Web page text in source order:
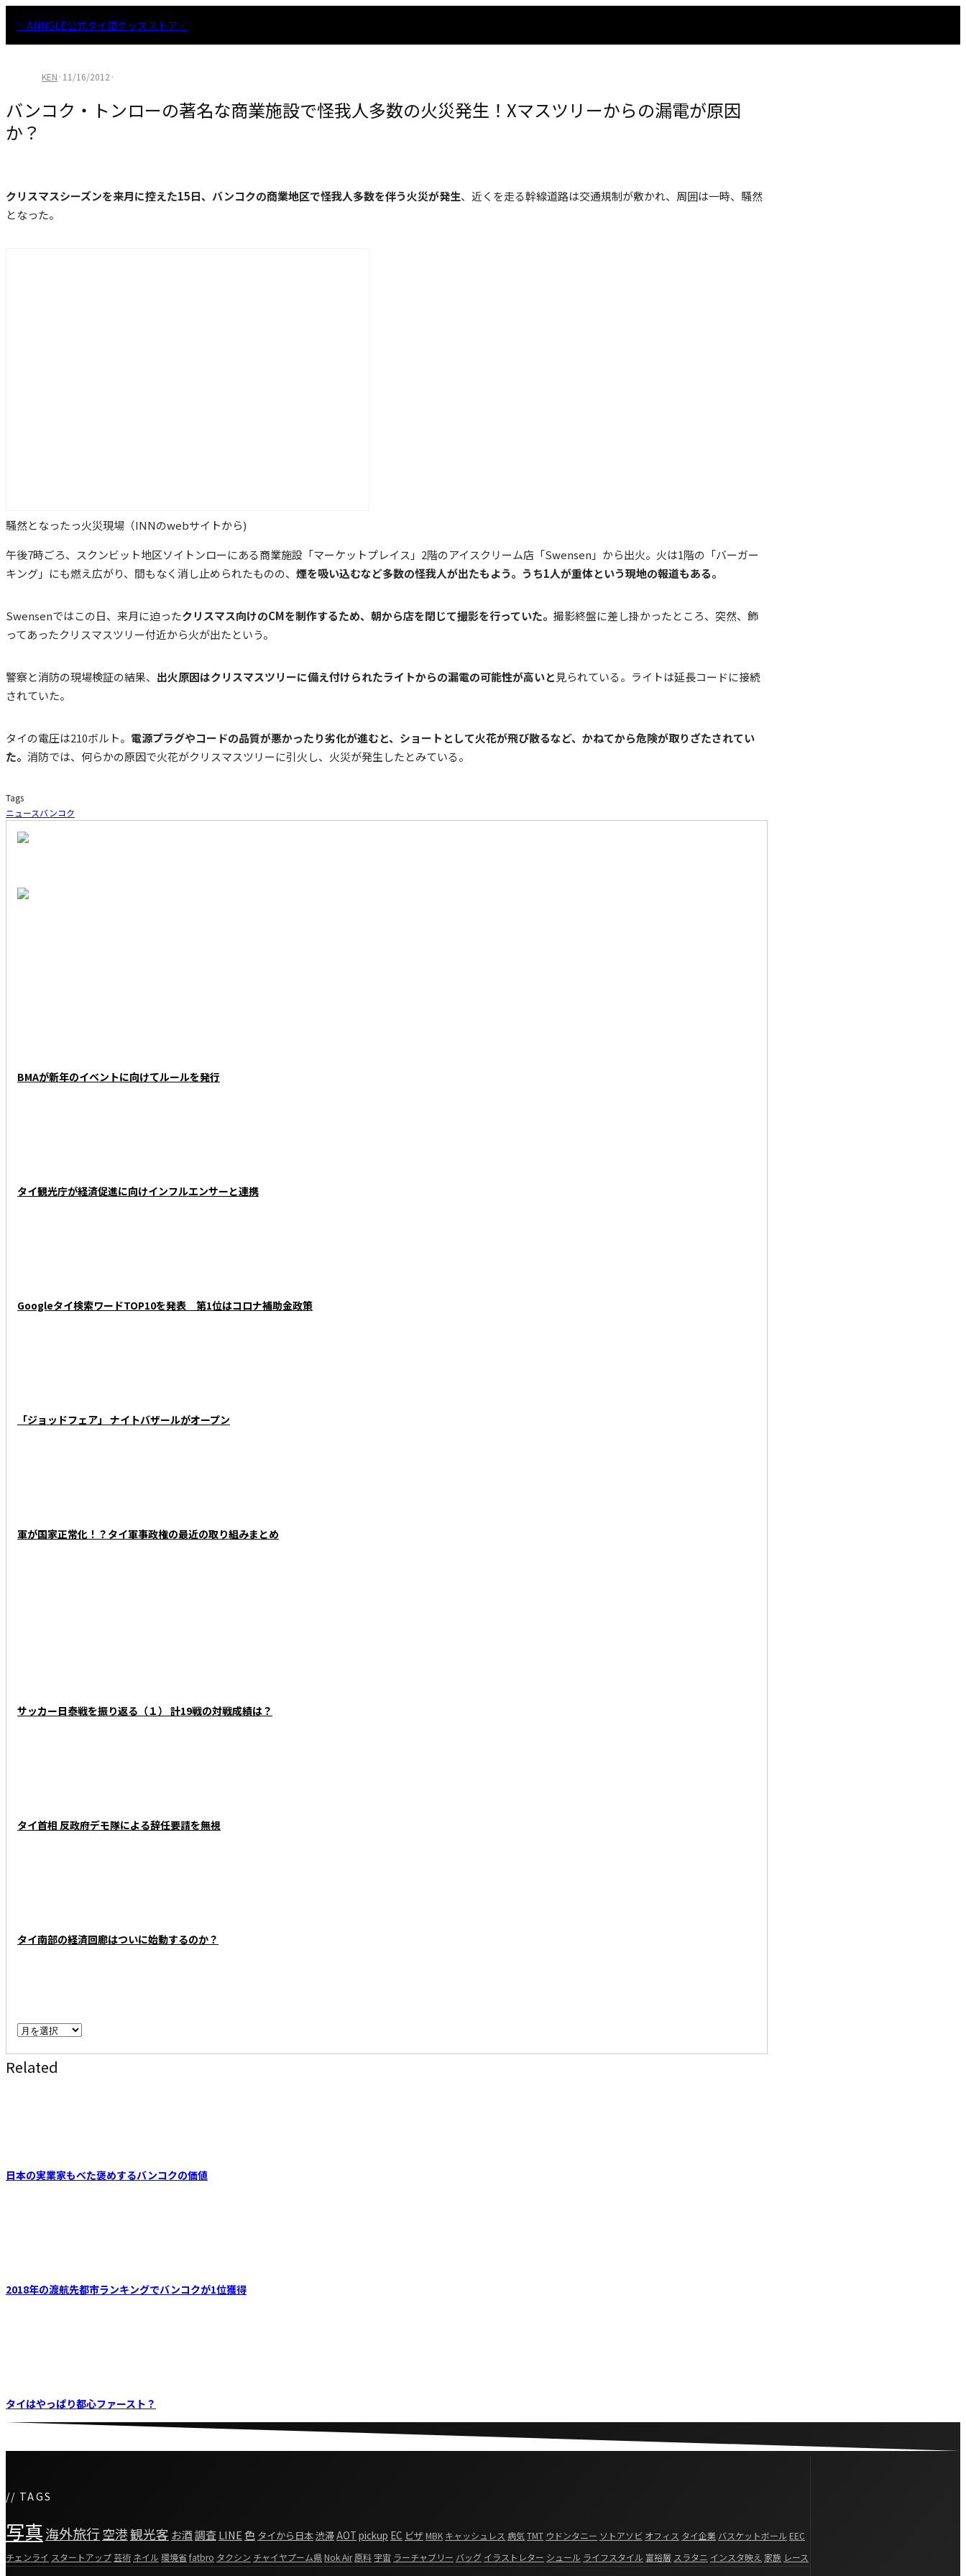
＼ANNGLE公式タイ語グッズストア／
KEN · 11/16/2012 ·
バンコク・トンローの著名な商業施設で怪我人多数の火災発生！Xマスツリーからの漏電が原因
か？
クリスマスシーズンを来月に控えた15日、バンコクの商業地区で怪我人多数を伴う火災が発生、近くを走る幹線道路は交通規制が敷かれ、周囲は一時、騒然
となった。
騒然となったっ火災現場（INNのwebサイトから)
午後7時ごろ、スクンビット地区ソイトンローにある商業施設「マーケットプレイス」2階のアイスクリーム店「Swensen」から出火。火は1階の「バーガー
キング」にも燃え広がり、間もなく消し止められたものの、 煙を吸い込むなど多数の怪我人が出たもよう。うち1人が重体という現地の報道もある。
Swensenではこの日、来月に迫ったクリスマス向けのCMを制作するため、朝から店を閉じて撮影を行っていた。 撮影終盤に差し掛かったところ、突然、飾
ってあったクリスマスツリー付近から火が出たという。
警察と消防の現場検証の結果、 出火原因はクリスマスツリーに備え付けられたライトからの漏電の可能性が高いと 見られている。ライトは延長コードに接続
されていた。
タイの電圧は210ボルト。 電源プラグやコードの品質が悪かったり劣化が進むと、ショートとして火花が飛び散るなど、かねてから危険が取りざたされてい
た。 消防では、何らかの原因で火花がクリスマスツリーに引火し、火災が発生したとみている。
Tags
ニュースバンコク
BMAが新年のイベントに向けてルールを発行
タイ観光庁が経済促進に向けインフルエンサーと連携
Googleタイ検索ワードTOP10を発表 第1位はコロナ補助金政策
「ジョッドフェア」 ナイトバザールがオープン
軍が国家正常化！？タイ軍事政権の最近の取り組みまとめ
サッカー日泰戦を振り返る（１） 計19戦の対戦成績は？
タイ首相 反政府デモ隊による辞任要請を無視
タイ南部の経済回廊はついに始動するのか？
ARCHIVE
月
ブ
Related
日本の実業家もべた褒めするバンコクの価値
2018年の渡航先都市ランキングでバンコクが1位獲得
タイはやっぱり都心ファースト？
// TAGS
写真海外旅行空港観光客 お酒調査LINE 色 タイから日本渋滞AOT pickup EC ビザ MBK キャッシュレス 病気 TMT ウドンタニー ソトアソビ オフィス タイ企業 バスケットボール EEC
チェンライ スタートアップ芸術 ネイル 環境省fatbro タクシン チャイヤプーム県 Nok Air 原料 宇宙 ラーチャブリー バッグ イラストレター シュール ライフスタイル 富裕層 スラタニ インスタ映え 家族 レース